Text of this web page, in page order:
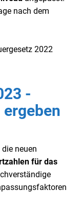
nach dem
2022
-
neuen
für das